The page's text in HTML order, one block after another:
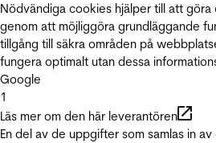
Nödvändiga cookies hjälper till att
genom att möjliggöra grundläggande
tillgång till säkra områden på
fungera optimalt utan dessa
Google
1
Läs mer om den här leverantören
En del av de uppgifter som samlas in